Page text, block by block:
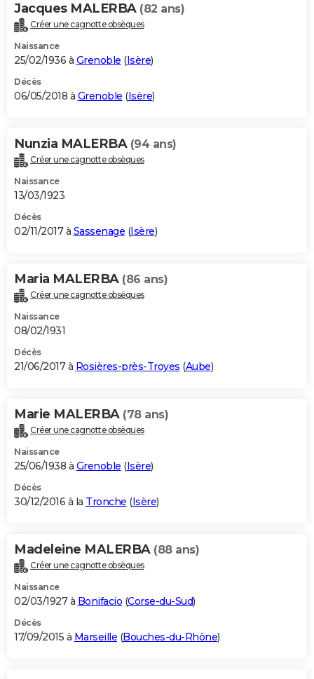
Jacques MALERBA (82 ans)
Créer une cagnotte obsèques
Naissance
25/02/1936 à Grenoble (Isère)
Décès
06/05/2018 à Grenoble (Isère)
Nunzia MALERBA (94 ans)
Créer une cagnotte obsèques
Naissance
13/03/1923
Décès
02/11/2017 à Sassenage (Isère)
Maria MALERBA (86 ans)
Créer une cagnotte obsèques
Naissance
08/02/1931
Décès
21/06/2017 à Rosières-près-Troyes (Aube)
Marie MALERBA (78 ans)
Créer une cagnotte obsèques
Naissance
25/06/1938 à Grenoble (Isère)
Décès
30/12/2016 à la Tronche (Isère)
Madeleine MALERBA (88 ans)
Créer une cagnotte obsèques
Naissance
02/03/1927 à Bonifacio (Corse-du-Sud)
Décès
17/09/2015 à Marseille (Bouches-du-Rhône)